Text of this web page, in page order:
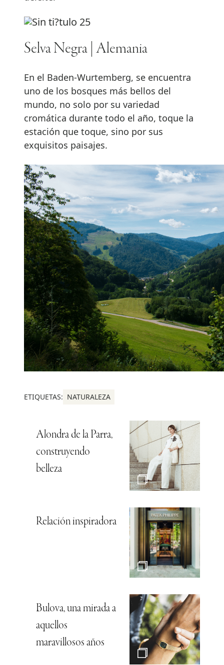
Selva Negra | Alemania
En el Baden-Wurtemberg, se encuentra
uno de los bosques más bellos del
mundo, no solo por su variedad
cromática durante todo el año, toque la
estación que toque, sino por sus
exquisitos paisajes.
ETIQUETAS: NATURALEZA
Alondra de la Parra,
construyendo
belleza
Relación inspiradora
Bulova, una mirada a
aquellos
maravillosos años